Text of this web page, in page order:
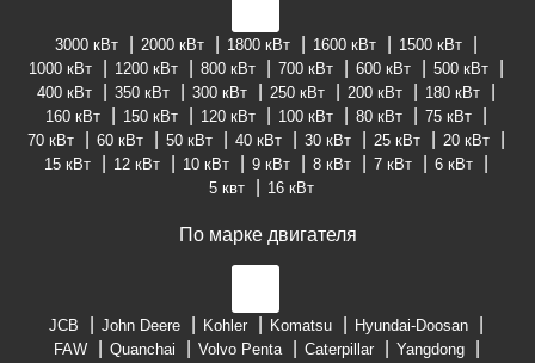
3000 кВт 2000 кВт 1800 кВт 1600 кВт
1500 кВт
1000 кВт
1200 кВт 800 кВт 700 кВт 600 кВт
500 кВт
400 кВт
350 кВт 300 кВт 250 кВт 200 кВт
180 кВт
160 кВт
150 кВт 120 кВт 100 кВт 80 кВт
75 кВт
70 кВт
60 кВт 50 кВт 40 кВт 30 кВт 25 кВт
20 кВт
15 кВт
12 кВт 10 кВт 9 кВт 8 кВт 7 кВт
6 кВт
5 квт
16 кВт
По марке двигателя
JCB John Deere Kohler Komatsu
Hyundai-Doosan
FAW
Quanchai Volvo Penta Caterpillar
Yangdong